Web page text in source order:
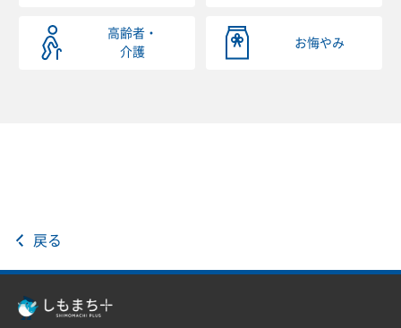
高齢者・
介護
お悔やみ
戻る